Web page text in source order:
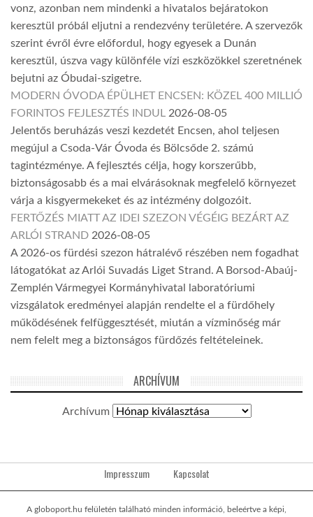
vonz, azonban nem mindenki a hivatalos bejáratokon
keresztül próbál eljutni a rendezvény területére. A szervezők
szerint évről évre előfordul, hogy egyesek a Dunán
keresztül, úszva vagy különféle vízi eszközökkel szeretnének
bejutni az Óbudai-szigetre.
MODERN ÓVODA ÉPÜLHET ENCSEN: KÖZEL 400 MILLIÓ
FORINTOS FEJLESZTÉS INDUL 2026-08-05
Jelentős beruházás veszi kezdetét Encsen, ahol teljesen
megújul a Csoda-Vár Óvoda és Bölcsőde 2. számú
tagintézménye. A fejlesztés célja, hogy korszerűbb,
biztonságosabb és a mai elvárásoknak megfelelő környezet
várja a kisgyermekeket és az intézmény dolgozóit.
FERTŐZÉS MIATT AZ IDEI SZEZON VÉGÉIG BEZÁRT AZ
ARLÓI STRAND 2026-08-05
A 2026-os fürdési szezon hátralévő részében nem fogadhat
látogatókat az Arlói Suvadás Liget Strand. A Borsod-Abaúj-
Zemplén Vármegyei Kormányhivatal laboratóriumi
vizsgálatok eredményei alapján rendelte el a fürdőhely
működésének felfüggesztését, miután a vízminőség már
nem felelt meg a biztonságos fürdőzés feltételeinek.
ARCHÍVUM
Archívum
Impresszum Kapcsolat
A globoport.hu felületén található minden információ, beleértve a képi,